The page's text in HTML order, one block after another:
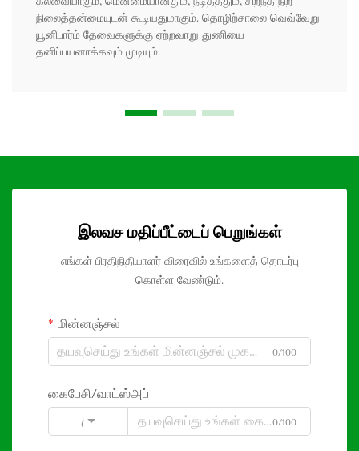
நிலைத்தன்மையுடன் கூடியதுமாகும். தொழிற்சாலை வெவ்வேறு
யூனிபார்ம் தேவைகளுக்கு ஏற்றவாறு துணியை
தனிப்பயனாக்கவும் முடியும்.
இலவச மதிப்பீட்டைப் பெறுங்கள்
எங்கள் பிரதிநிதியாளர் விரைவில் உங்களைத் தொடர்பு
கொள்ள வேண்டும்.
மின்னஞ்சல்
0/100
கைபேசி/வாட்ஸ்அப்
Code 0/100